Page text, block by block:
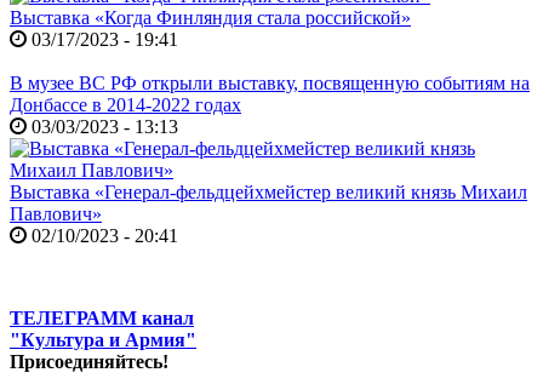
Выставка «Когда Финляндия стала российской»
03/17/2023 - 19:41
В музее ВС РФ открыли выставку, посвященную событиям на
Донбассе в 2014-2022 годах
03/03/2023 - 13:13
Выставка «Генерал-фельдцейхмейстер великий князь Михаил
Павлович»
02/10/2023 - 20:41
ТЕЛЕГРАММ канал
"Культура и Армия"
Присоединяйтесь!